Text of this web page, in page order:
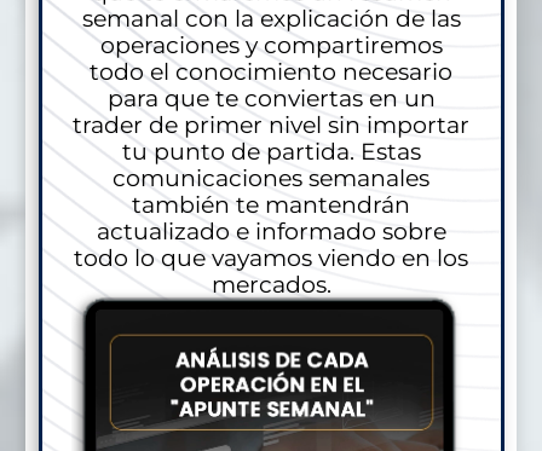
semanal con la explicación de las
operaciones y compartiremos
todo el conocimiento necesario
para que te conviertas en un
trader de primer nivel sin importar
tu punto de partida. Estas
comunicaciones semanales
también te mantendrán
actualizado e informado sobre
todo lo que vayamos viendo en los
mercados.